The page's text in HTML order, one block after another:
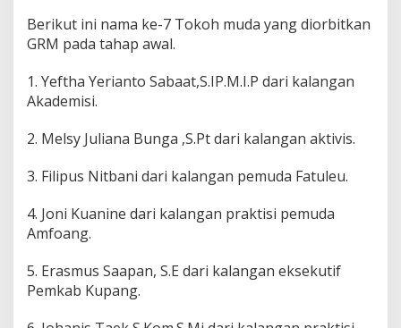
Berikut ini nama ke-7 Tokoh muda yang diorbitkan
GRM pada tahap awal.
1. Yeftha Yerianto Sabaat,S.IP.M.I.P dari kalangan
Akademisi.
2. Melsy Juliana Bunga ,S.Pt dari kalangan aktivis.
3. Filipus Nitbani dari kalangan pemuda Fatuleu.
4. Joni Kuanine dari kalangan praktisi pemuda
Amfoang.
5. Erasmus Saapan, S.E dari kalangan eksekutif
Pemkab Kupang.